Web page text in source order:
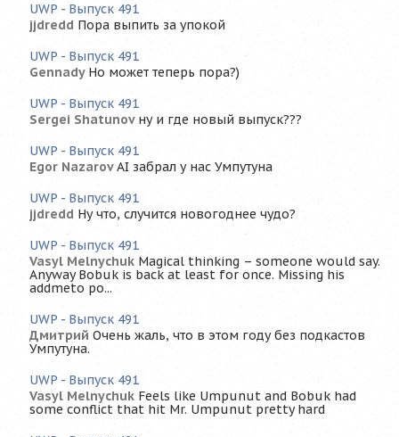
UWP - Выпуск 491
jjdredd Пора выпить за упокой
UWP - Выпуск 491
Gennady Но может теперь пора?)
UWP - Выпуск 491
Sergei Shatunov ну и где новый выпуск???
UWP - Выпуск 491
Egor Nazarov AI забрал у нас Умпутуна
UWP - Выпуск 491
jjdredd Ну что, случится новогоднее чудо?
UWP - Выпуск 491
Vasyl Melnychuk Magical thinking – someone would say.
Anyway Bobuk is back at least for once. Missing his
addmeto po...
UWP - Выпуск 491
Дмитрий Очень жаль, что в этом году без подкастов
Умпутуна.
UWP - Выпуск 491
Vasyl Melnychuk Feels like Umpunut and Bobuk had
some conflict that hit Mr. Umpunut pretty hard